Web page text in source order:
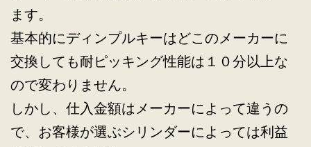
ます。
基本的にディンプルキーはどこのメーカーに
交換しても耐ピッキング性能は１０分以上な
ので変わりません。
しかし、仕入金額はメーカーによって違うの
で、お客様が選ぶシリンダーによっては利益